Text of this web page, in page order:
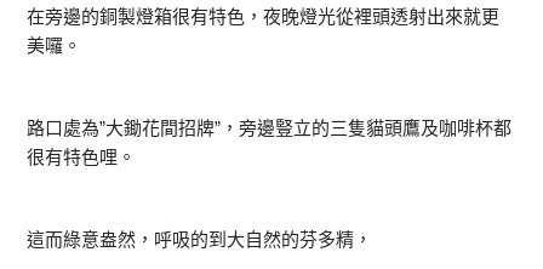
在旁邊的銅製燈箱很有特色，夜晚燈光從裡頭透射出來就更
美囉。
路口處為”大鋤花間招牌”，旁邊豎立的三隻貓頭鷹及咖啡杯都
很有特色哩。
這而綠意盎然，呼吸的到大自然的芬多精，